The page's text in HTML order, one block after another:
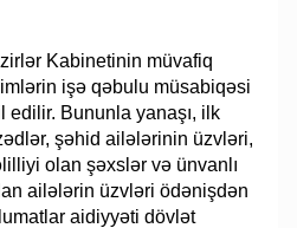
Kabinetinin müvafiq
işə qəbulu müsabiqəsi
Bununla yanaşı, ilk
şəhid ailələrinin üzvləri,
olan şəxslər və ünvanlı
ailələrin üzvləri ödənişdən
aidiyyəti dövlət